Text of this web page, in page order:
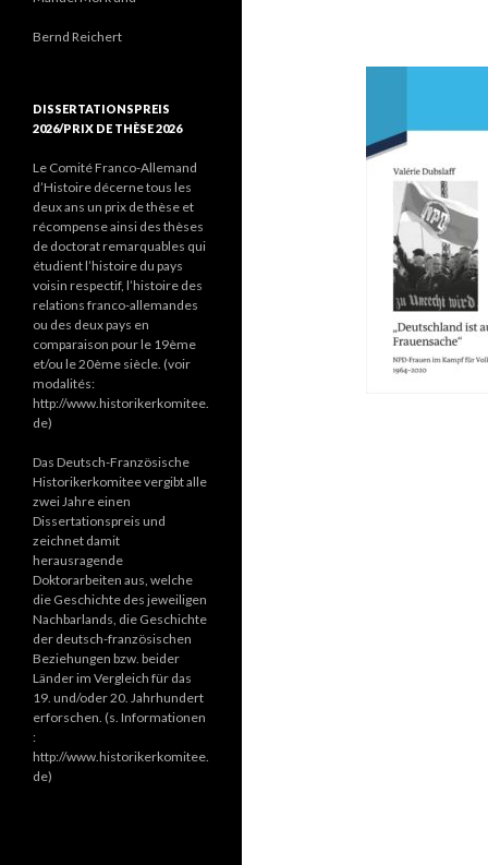
Bernd Reichert
DISSERTATIONSPREIS
2026/PRIX DE THÈSE 2026
Le Comité Franco-Allemand
d’Histoire décerne tous les
deux ans un prix de thèse et
récompense ainsi des thèses
de doctorat remarquables qui
étudient l’histoire du pays
voisin respectif, l’histoire des
relations franco-allemandes
ou des deux pays en
comparaison pour le 19ème
et/ou le 20ème siècle. (voir
modalités:
http://www.historikerkomitee.
de)
Das Deutsch-Französische
Historikerkomitee vergibt alle
zwei Jahre einen
Dissertationspreis und
zeichnet damit
herausragende
Doktorarbeiten aus, welche
die Geschichte des jeweiligen
Nachbarlands, die Geschichte
der deutsch-französischen
Beziehungen bzw. beider
Länder im Vergleich für das
19. und/oder 20. Jahrhundert
erforschen. (s. Informationen
:
http://www.historikerkomitee.
de)